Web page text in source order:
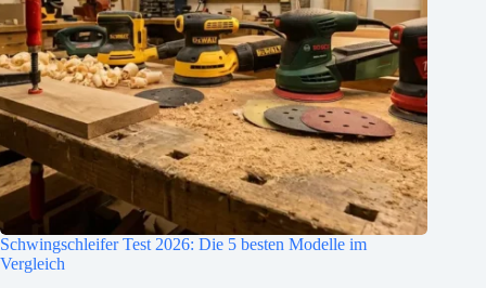
Schwingschleifer Test 2026: Die 5 besten Modelle im
Vergleich